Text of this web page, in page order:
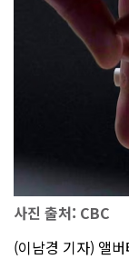
사진 출처: CBC
(이남경 기자) 앨